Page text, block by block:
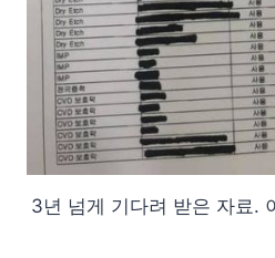
3년 넘게 기다려 받은 자료.